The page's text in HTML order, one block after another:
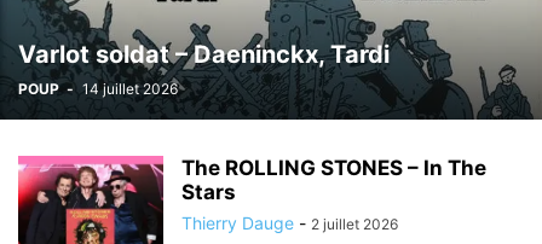
Varlot soldat – Daeninckx, Tardi
POUP - 14 juillet 2026
The ROLLING STONES – In The
Stars
Thierry Dauge - 2 juillet 2026